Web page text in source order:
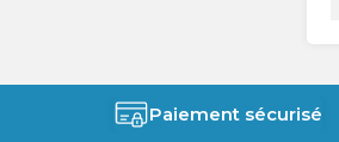
Paiement sécurisé